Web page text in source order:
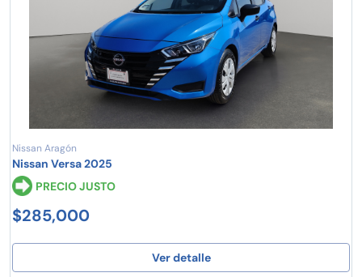
Nissan Aragón
Nissan Versa 2025
PRECIO JUSTO
$285,000
Ver detalle